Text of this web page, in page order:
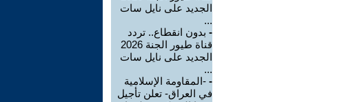
الجديد على نايل سات
...
- بدون انقطاع.. تردد
قناة طيور الجنة 2026
الجديد على نايل سات
...
- -المقاومة الإسلامية
في العراق- تعلن تأجيل